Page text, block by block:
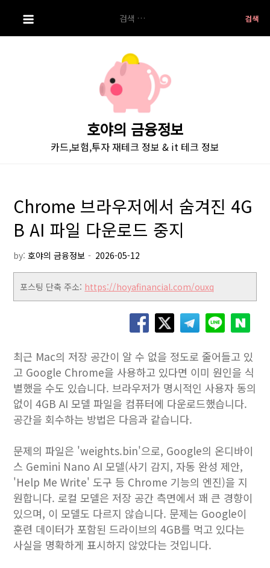
i
색:
호야의 금융정보
카드,보험,투자 재테크 정보 & it 테크 정보
Chrome 브라우저에서 숨겨진 4G
B AI 파일 다운로드 중지
by:호야의 금융정보
포스팅 단축 주소: https://hoyafinancial.com/ouxq
최근 Mac의 저장 공간이 알 수 없을 정도로 줄어들고 있
고 Google Chrome을 사용하고 있다면 이미 원인을 식
별했을 수도 있습니다. 브라우저가 명시적인 사용자 동의
없이 4GB AI 모델 파일을 컴퓨터에 다운로드했습니다.
공간을 회수하는 방법은 다음과 같습니다.
문제의 파일은 'weights.bin'으로, Google의 온디바이
스 Gemini Nano AI 모델(사기 감지, 자동 완성 제안,
'Help Me Write' 도구 등 Chrome 기능의 엔진)을 지
원합니다. 로컬 모델은 저장 공간 측면에서 꽤 큰 경향이
있으며, 이 모델도 다르지 않습니다. 문제는 Google이
훈련 데이터가 포함된 드라이브의 4GB를 먹고 있다는
사실을 명확하게 표시하지 않았다는 것입니다.